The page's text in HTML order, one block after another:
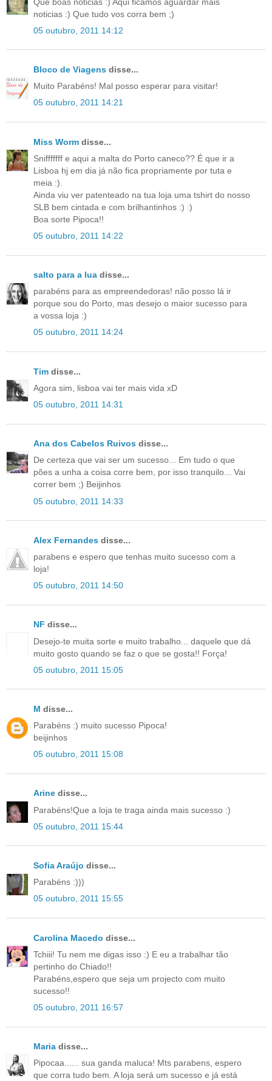
noticias :) Que tudo vos corra bem ;)
05 outubro, 2011 14:12
Bloco de Viagens disse...
Muito Parabéns! Mal posso esperar para visitar!
05 outubro, 2011 14:21
Miss Worm disse...
Snifffffff e aqui a malta do Porto caneco?? É que ir a
Lisboa hj em dia já não fica propriamente por tuta e
meia :).
Ainda viu ver patenteado na tua loja uma tshirt do nosso
SLB bem cintada e com brilhantinhos :) :)
Boa sorte Pipoca!!
05 outubro, 2011 14:22
salto para a lua disse...
parabéns para as empreendedoras! não posso lá ir
porque sou do Porto, mas desejo o maior sucesso para
a vossa loja :)
05 outubro, 2011 14:24
Tim disse...
Agora sim, lisboa vai ter mais vida xD
05 outubro, 2011 14:31
Ana dos Cabelos Ruivos disse...
De certeza que vai ser um sucesso... Em tudo o que
pões a unha a coisa corre bem, por isso tranquilo... Vai
correr bem ;) Beijinhos
05 outubro, 2011 14:33
Alex Fernandes disse...
parabens e espero que tenhas muito sucesso com a
loja!
05 outubro, 2011 14:50
NF disse...
Desejo-te muita sorte e muito trabalho... daquele que dá
muito gosto quando se faz o que se gosta!! Força!
05 outubro, 2011 15:05
M disse...
Parabéns :) muito sucesso Pipoca!
beijinhos
05 outubro, 2011 15:08
Arine disse...
Parabéns!Que a loja te traga ainda mais sucesso :)
05 outubro, 2011 15:44
Sofia Araújo disse...
Parabéns :)))
05 outubro, 2011 15:55
Carolina Macedo disse...
Tchiii! Tu nem me digas isso :) E eu a trabalhar tão
pertinho do Chiado!!
Parabéns,espero que seja um projecto com muito
sucesso!!
05 outubro, 2011 16:57
Maria disse...
Pipocaa...... sua ganda maluca! Mts parabens, espero
que corra tudo bem. A loja será um sucesso e já está